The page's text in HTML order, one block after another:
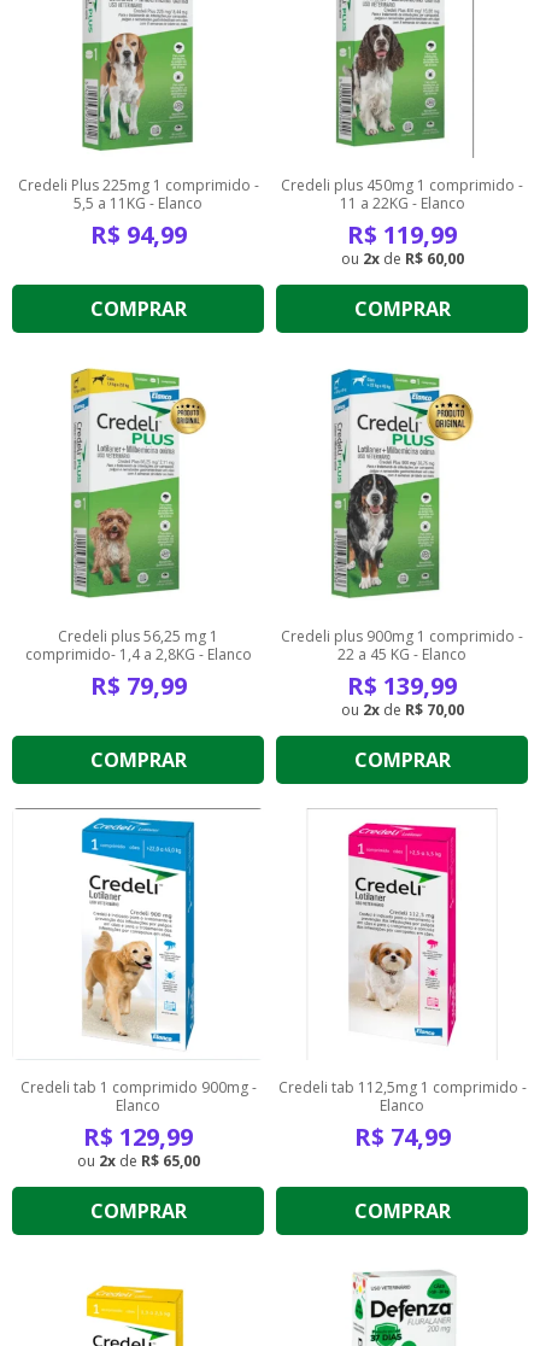
Credeli Plus 225mg 1 comprimido -
5,5 a 11KG - Elanco
R$ 94,99
COMPRAR
Credeli plus 450mg 1 comprimido -
11 a 22KG - Elanco
R$ 119,99
2 de R$ 60,00
COMPRAR
Credeli plus 56,25 mg 1
comprimido- 1,4 a 2,8KG - Elanco
R$ 79,99
COMPRAR
Credeli plus 900mg 1 comprimido -
22 a 45 KG - Elanco
R$ 139,99
2 de R$ 70,00
COMPRAR
Credeli tab 1 comprimido 900mg -
Elanco
R$ 129,99
2 de R$ 65,00
COMPRAR
Credeli tab 112,5mg 1 comprimido -
Elanco
R$ 74,99
COMPRAR